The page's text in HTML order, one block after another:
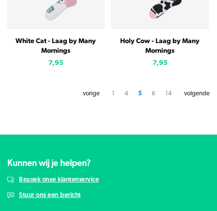
White Cat - Laag by Many
Mornings
7,95
Holy Cow - Laag by Many
Mornings
7,95
vorige 4 5 6 14 volgende
Kunnen wij je helpen?
Bezoek onze klantenservice
Stuur ons een bericht